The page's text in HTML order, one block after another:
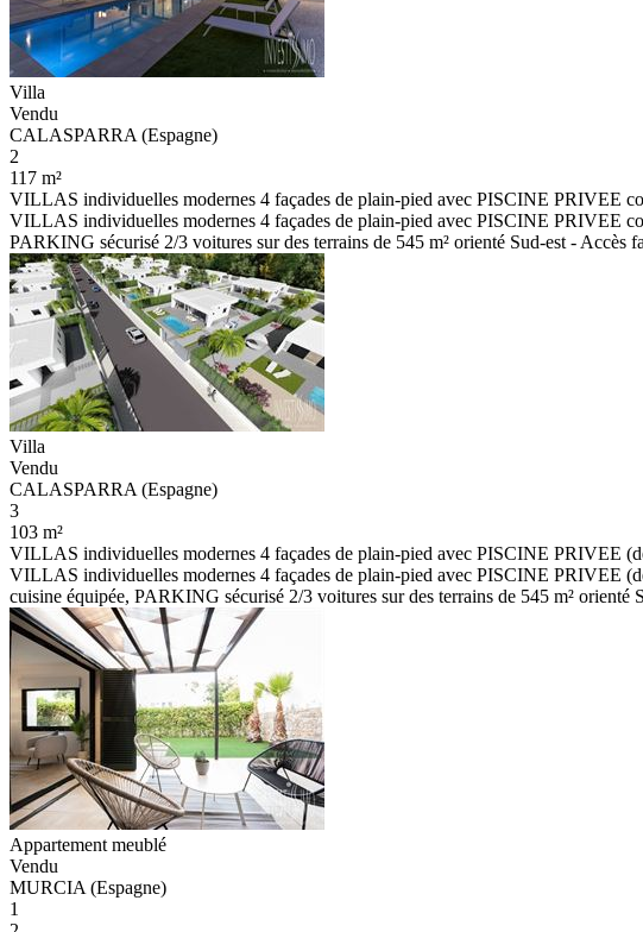
Villa
Vendu
CALASPARRA (Espagne)
2
117 m²
VILLAS individuelles modernes 4 façades de plain-pied avec PISCINE PRIVEE
VILLAS individuelles modernes 4 façades de plain-pied avec PISCINE PRIVEE
PARKING sécurisé 2/3 voitures sur des terrains de 545 m² orienté Sud-est - Accès
Villa
Vendu
CALASPARRA (Espagne)
3
103 m²
VILLAS individuelles modernes 4 façades de plain-pied avec PISCINE PRIVEE
VILLAS individuelles modernes 4 façades de plain-pied avec PISCINE PRIVEE
cuisine équipée, PARKING sécurisé 2/3 voitures sur des terrains de 545 m² orienté
Appartement meublé
Vendu
MURCIA (Espagne)
1